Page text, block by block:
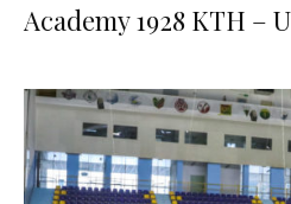
Academy 1928 KTH –